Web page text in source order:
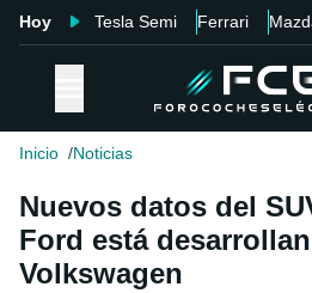
Hoy Tesla Semi Ferrari
Inicio Noticias
Nuevos datos del
Ford está
Volkswagen